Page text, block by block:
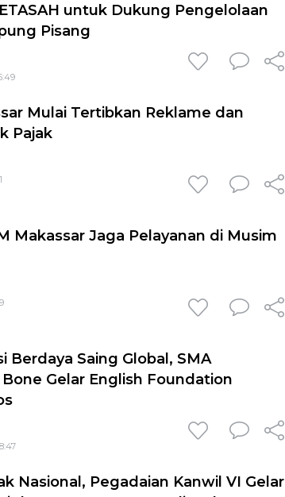
untuk Dukung Pengelolaan
Pisang
Mulai Tertibkan Reklame dan
Pajak
Makassar Jaga Pelayanan di Musim
Berdaya Saing Global, SMA
Gelar English Foundation
Nasional, Pegadaian Kanwil VI Gelar